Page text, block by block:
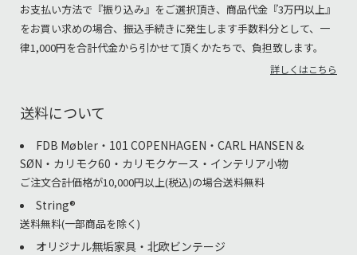
お支払い方法で『振り込み』をご選択頂き、商品代金『3万円以上』
をお買い求めの場合、振込手続きに発生します手数料分として、一
律1,000円を合計代金から引かせて頂くかたちで、負担致します。
詳しくはこちら
送料について
FDB Møbler・101 COPENHAGEN・CARL HANSEN &
SØN・カリモク60・カリモクケース・インテリア小物
ご注文合計価格が10,000円以上(税込)の場合送料無料
String®︎
送料無料(一部商品を除く)
オリジナル無垢家具・北欧ビンテージ